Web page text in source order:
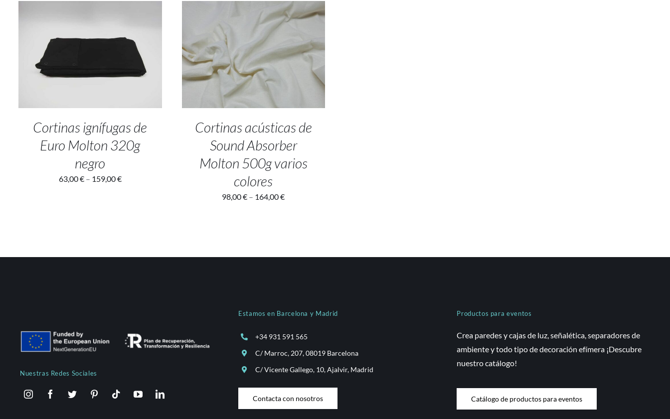
SELECT OPTIONS DETALLES
Cortinas ignífugas de
Euro Molton 320g
negro
63,00€– 159,00€
SELECT OPTIONS / DETALLES
Cortinas acústicas de
Sound Absorber
Molton 500g varios
colores
98,00€ – 164,00€
Nuestras Redes Sociales
Estamos en Barcelona y Madrid
+34 931 591 565
C/ Marroc, 207, 08019 Barcelona
C/ Vicente Gallego, 10, Ajalvir, Madrid
Contacta con nosotros
Productos para eventos
Crea paredes y cajas de luz, señalética, separadores de
ambiente y todo tipo de decoración efímera ¡Descubre
nuestro catálogo!
Catálogo de productos para eventos